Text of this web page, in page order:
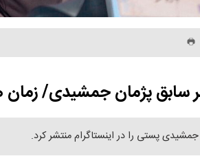
سابق پژمان جمشیدی/
پستی را در اینستاگرام منتشر کرد.